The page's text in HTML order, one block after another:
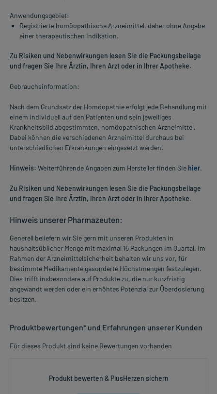
Anwendungsgebiet:
Registrierte homöopathische Arzneimittel, daher ohne Angabe
einer therapeutischen Indikation.
Zu Risiken und Nebenwirkungen lesen Sie die Packungsbeilage
und fragen Sie Ihre Ärztin, Ihren Arzt oder in Ihrer Apotheke.
Gebrauchsinformation:
Nach dem Grundsatz der Homöopathie erfolgt jede Behandlung mit
einem individuell auf den Patienten und sein jeweiliges
Krankheitsbild abgestimmten, homöopathischen Arzneimittel.
Dabei können die verschiedenen Arzneimittel durchaus bei
unterschiedlichen Erkrankungen eingesetzt werden.
Hinweis: Weiterführende Angaben zum Hersteller finden Sie hier.
Zu Risiken und Nebenwirkungen lesen Sie die Packungsbeilage
und fragen Sie Ihre Ärztin, Ihren Arzt oder in Ihrer Apotheke.
Hinweis unserer Pharmazeuten:
Generell beliefern wir Sie gern mit unseren Produkten in
haushaltsüblicher Menge mit maximal 15 Packungen im Quartal. Im
Rahmen der Arzneimittelsicherheit behalten wir uns vor, für
bestimmte Medikamente gesonderte Höchstmengen festzulegen.
Dies trifft insbesondere auf Produkte zu, die nur kurzfristig
angewandt werden oder ein erhöhtes Potenzial zur Überdosierung
besitzen.
Produktbewertungen* und Erfahrungen unserer Kunden
Für dieses Produkt sind keine Bewertungen vorhanden
Produkt bewerten & PlusHerzen sichern